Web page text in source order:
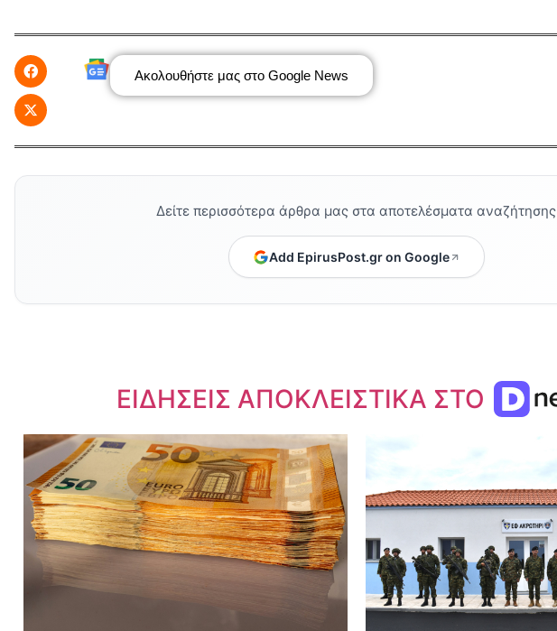
Ακολουθήστε μας στο Google News
Δείτε περισσότερα άρθρα μας στα αποτελέσματα αναζήτησης
Add EpirusPost.gr on Google
ΕΙΔΗΣΕΙΣ ΑΠΟΚΛΕΙΣΤΙΚΑ ΣΤΟ
Dnews.gr